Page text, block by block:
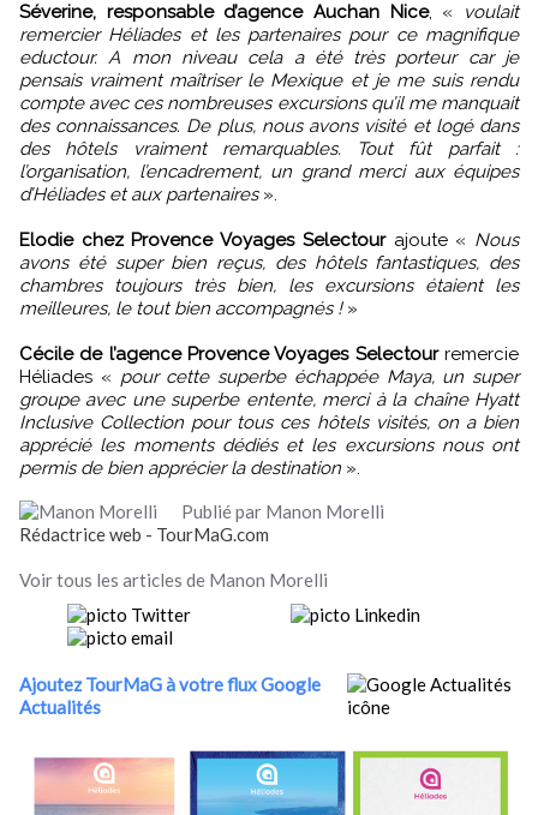
Séverine, responsable d’agence Auchan Nice, «
voulait
remercier Héliades et les partenaires pour ce magnifique
eductour. A mon niveau cela a été très porteur car je
pensais vraiment maîtriser le Mexique et je me suis rendu
compte avec ces nombreuses excursions qu’il me manquait
des connaissances. De plus, nous avons visité et logé dans
des hôtels vraiment remarquables. Tout fût parfait :
l’organisation, l’encadrement, un grand merci aux équipes
d’Héliades et aux partenaires».
Elodie chez Provence Voyages Selectourajoute « Nous
avons été super bien reçus, des hôtels fantastiques, des
chambres toujours très bien, les excursions étaient les
meilleures, le tout bien accompagnés !»
Cécile de l’agence Provence Voyages Selectourremercie
Héliades « pour cette superbe échappée Maya, un super
groupe avec une superbe entente, merci à la chaîne Hyatt
Inclusive Collection pour tous ces hôtels visités, on a bien
apprécié les moments dédiés et les excursions nous ont
permis de bien apprécier la destination ».
Publié par Manon Morelli
Rédactrice web - TourMaG.com
Voir tous les articles de Manon Morelli
Ajoutez TourMaG à votre flux Google
Actualités